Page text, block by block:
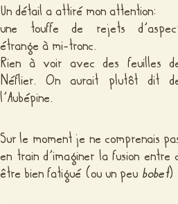
Un détail a attiré mon attention:
une touffe de rejets
étrange à mi-tronc.
Rien à voir avec des feuilles
Néflier. On aurait plutôt dit
l’Aubépine.
Sur le moment je ne comprenais
en train d’imaginer la fusion
être bien fatigué (ou un peu bobet)